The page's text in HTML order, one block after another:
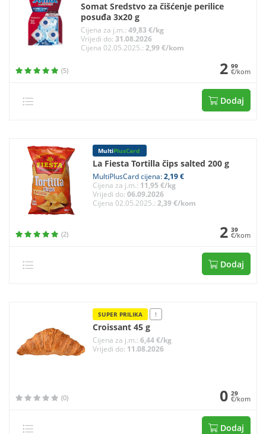
Somat Sredstvo za čišćenje perilice
posuđa 3x20 g
Cijena za j.m.: 49,83 €/kg
Vrijedi do: 31.08.2026
Cijena 02.05.2025.: 2,99 €/kom
(5) 2 99
€/kom
Dodaj
MultiPlusCard
La Fiesta Tortilla čips salted 200 g
MultiPlusCard cijena:2,19 €
Cijena za j.m.: 11,95 €/kg
Vrijedi do: 06.09.2026
Cijena 02.05.2025.: 2,39 €/kom
(2) 2 39
€/kom
Dodaj
SUPER PRILIKA !
Croissant 45 g
Cijena za j.m.: 6,44 €/kg
Vrijedi do: 11.08.2026
(0) 0 29
€/kom
Dodaj